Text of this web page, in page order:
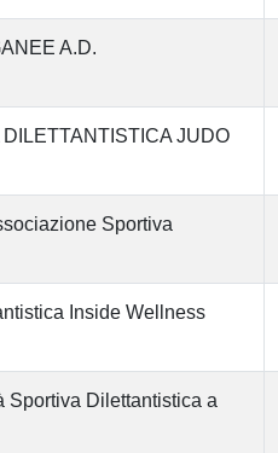
A.D.
JUDO
Sportiva
Inside Wellness
Sportiva Dilettantistica a